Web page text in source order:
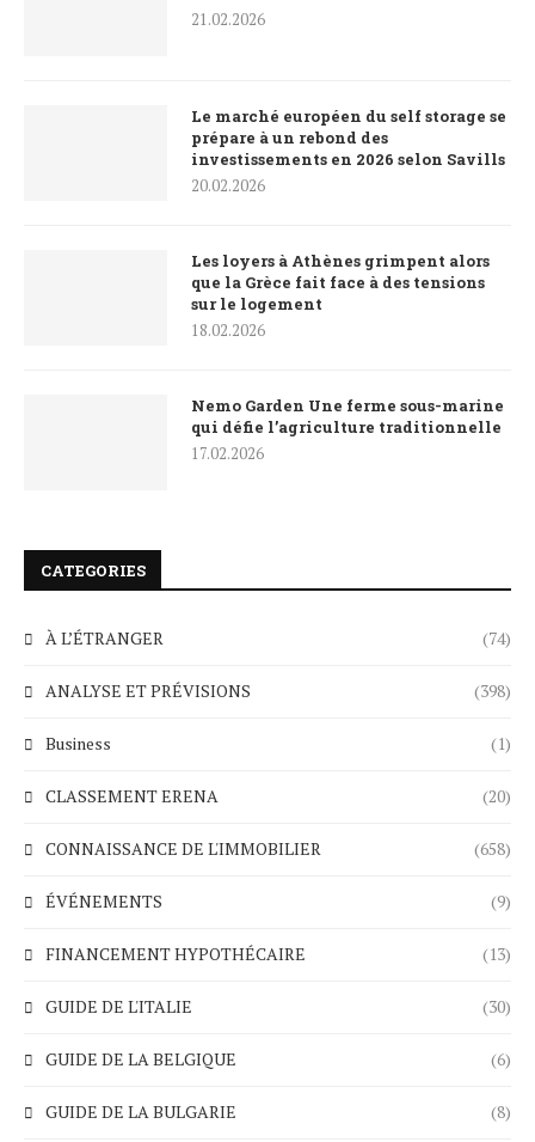
21.02.2026
Le marché européen du self storage se
prépare à un rebond des
investissements en 2026 selon Savills
20.02.2026
Les loyers à Athènes grimpent alors
que la Grèce fait face à des tensions
sur le logement
18.02.2026
Nemo Garden Une ferme sous-marine
qui défie l’agriculture traditionnelle
17.02.2026
CATEGORIES
À L’ÉTRANGER (74)
ANALYSE ET PRÉVISIONS (398)
Business (1)
CLASSEMENT ERENA (20)
CONNAISSANCE DE L'IMMOBILIER (658)
ÉVÉNEMENTS (9)
FINANCEMENT HYPOTHÉCAIRE (13)
GUIDE DE L'ITALIE (30)
GUIDE DE LA BELGIQUE (6)
GUIDE DE LA BULGARIE (8)